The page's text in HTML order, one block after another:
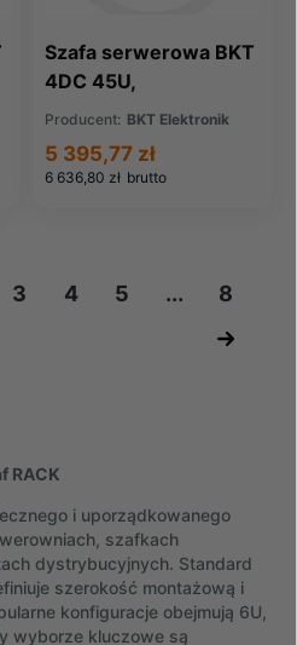
Szafa serwerowa BKT
4DC 45U,
600/1000/2120,
szer./gł./wys. mm.,
drzwi przednie
9005 czarny, (
nośność 1500 kg )
Producent: BKT Elektronik
6 636,80 zł brutto
5 395,77 zł
3 4 5 ...
8
»
RACK
i uporządkowanego
szafkach
dystrybucyjnych. Standard
szerokość montażową i
konfiguracje obejmują 6U,
wyborze kluczowe są